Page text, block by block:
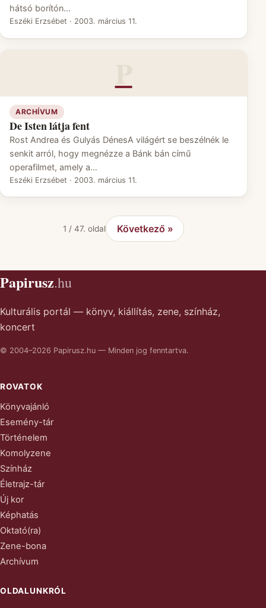
hátsó borítón…
Eszéki Erzsébet · 2003. március 11.
ARCHÍVUM
De Isten látja fent
Rost Andrea és Gulyás DénesA világért se beszélnék le
senkit arról, hogy megnézze a Bánk bán című
operafilmet, amely a…
Eszéki Erzsébet · 2003. március 11.
1 / 47. oldal Következő »
Papirusz.hu
Kulturális portál — könyv, kiállítás, zene, színház,
koncert
© 2004–2026 Papirusz.hu — Minden jog fenntartva.
ROVATOK
Könyvajánló
Esemény-tár
Történelem
Komolyzene
Színház
Életrajz-tár
Új kor
Képhatás
Oktató(ra)
Zene-bona
Archívum
OLDALUNKRÓL